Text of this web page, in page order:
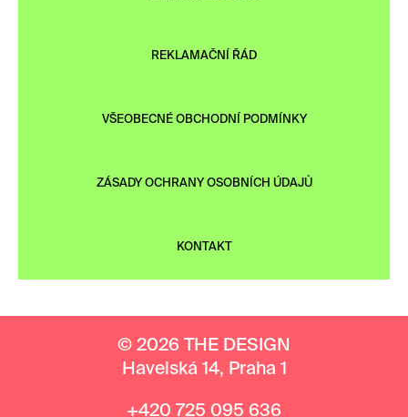
REKLAMAČNÍ ŘÁD
VŠEOBECNÉ OBCHODNÍ PODMÍNKY
ZÁSADY OCHRANY OSOBNÍCH ÚDAJŮ
KONTAKT
© 2026 THE DESIGN
Havelská 14, Praha 1
+420 725 095 636